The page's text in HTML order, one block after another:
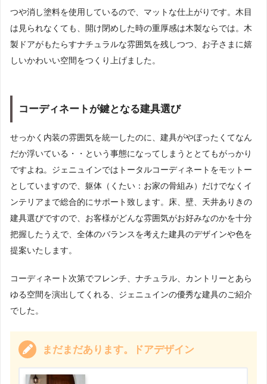
つや消し塗料を使用しているので、マットな仕上がりです。木目
は見られなくても、開け閉めした時の重厚感は木製ならでは。木
製ドアがもたらすナチュラルな雰囲気を残しつつ、お子さまに嬉
しいかわいい空間をつくり上げました。
コーディネートが鍵となる建具選び
せっかく内装の雰囲気を統一したのに、建具がやぼったくてなん
だか浮いている・・という事態になってしまうととてもがっかり
ですよね。ジェニュインではトータルコーディネートをモットー
としていますので、躯体（くたい：お家の骨組み）だけでなくイ
ンテリアまで総合的にサポート致します。床、壁、天井ありきの
建具選びですので、お客様がどんな雰囲気がお好みなのかを十分
把握したうえで、全体のバランスを考えた建具のデザインや色を
提案いたします。
コーディネート次第でフレンチ、ナチュラル、カントリーとあら
ゆる空間を演出してくれる、ジェニュインの優秀な建具のご紹介
でした。
まだまだあります。ドアデザイン